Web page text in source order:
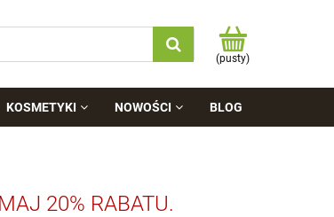
(pusty)
KOSMETYKI NOWOŚCI BLOG
20% RABATU.